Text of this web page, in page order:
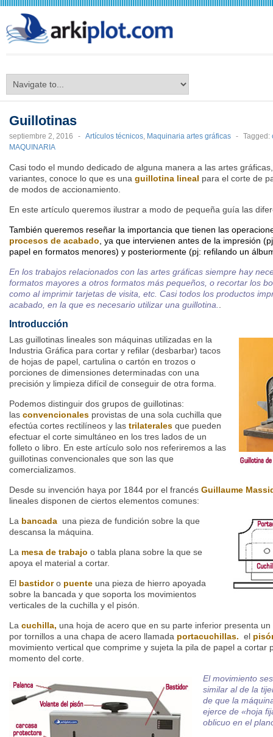
Guillotinas
septiembre 2, 2016 - Artículos técnicos, Maquinaria artes gráficas - Tagged:
MAQUINARIA
Casi todo el mundo dedicado de alguna manera a las artes
variantes, conoce lo que es una guillotina lineal para el corte de
de modos de accionamiento.
En este artículo queremos ilustrar a modo de pequeña guía las
También queremos reseñar la importancia que tienen las
procesos de acabado, ya que intervienen antes de la impresión
papel en formatos menores) y posteriormente (pj: refilando un
En los trabajos relacionados con las artes gráficas siempre hay
formatos mayores a otros formatos más pequeños, o recortar los
como al imprimir tarjetas de visita, etc. Casi todos los productos
acabado, en la que es necesario utilizar una guillotina..
Introducción
Las guillotinas lineales son máquinas utilizadas en la
Industria Gráfica para cortar y refilar (desbarbar) tacos
de hojas de papel, cartulina o cartón en trozos o
porciones de dimensiones determinadas con una
precisión y limpieza difícil de conseguir de otra forma.
Podemos distinguir dos grupos de guillotinas:
las convencionales provistas de una sola cuchilla que
efectúa cortes rectilíneos y las trilaterales que pueden
efectuar el corte simultáneo en los tres lados de un
folleto o libro. En este artículo solo nos referiremos a las
guillotinas convencionales que son las que
comercializamos.
Desde su invención haya por 1844 por el francés Guillaume
lineales disponen de ciertos elementos comunes:
La bancada una pieza de fundición sobre la que
descansa la máquina.
La mesa de trabajo o tabla plana sobre la que se
apoya el material a cortar.
El bastidoro puente una pieza de hierro apoyada
sobre la bancada y que soporta los movimientos
verticales de la cuchilla y el pisón.
La cuchilla, una hoja de acero que en su parte inferior presenta
por tornillos a una chapa de acero llamada portacuchillas. el
movimiento vertical que comprime y sujeta la pila de papel a cortar
momento del corte.
El movimiento
similar al de la
de que la
ejerce de «hoja
oblicuo en el